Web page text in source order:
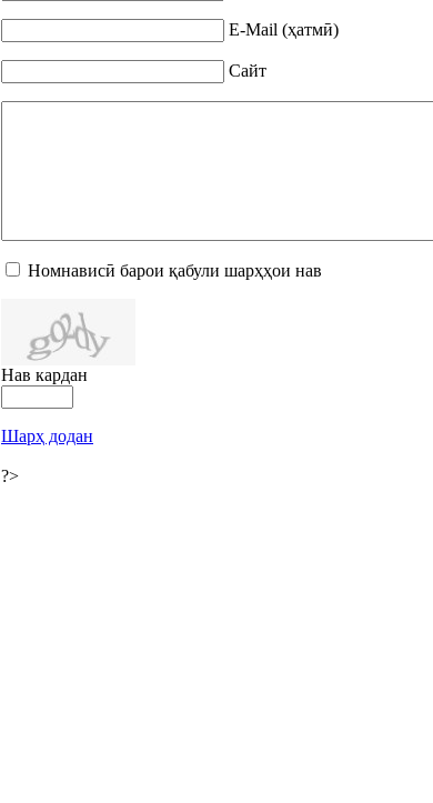
E-Mail (ҳатмӣ)
Сайт
Номнависӣ барои қабули шарҳҳои нав
Нав кардан
Шарҳ додан
?>